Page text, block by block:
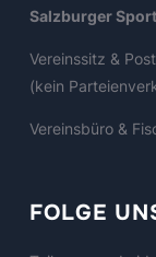
Salzburger
Vereinssitz &
(kein
Vereinsbüro &
FOLGE